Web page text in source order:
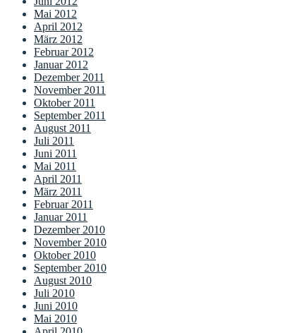
Mai 2012
April 2012
März 2012
Februar 2012
Januar 2012
Dezember 2011
November 2011
Oktober 2011
September 2011
August 2011
Juli 2011
Juni 2011
Mai 2011
April 2011
März 2011
Februar 2011
Januar 2011
Dezember 2010
November 2010
Oktober 2010
September 2010
August 2010
Juli 2010
Juni 2010
Mai 2010